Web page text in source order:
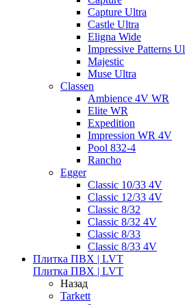
Capture Ultra
Castle Ultra
Eligna Wide
Impressive Patterns
Majestic
Muse Ultra
Classen
Ambience 4V WR
Elite WR
Expedition
Impression WR 4V
Pool 832-4
Rancho
Egger
Classic 10/33 4V
Classic 12/33 4V
Classic 8/32
Classic 8/32 4V
Classic 8/33
Classic 8/33 4V
Плитка ПВХ | LVT
Плитка ПВХ | LVT
Назад
Tarkett